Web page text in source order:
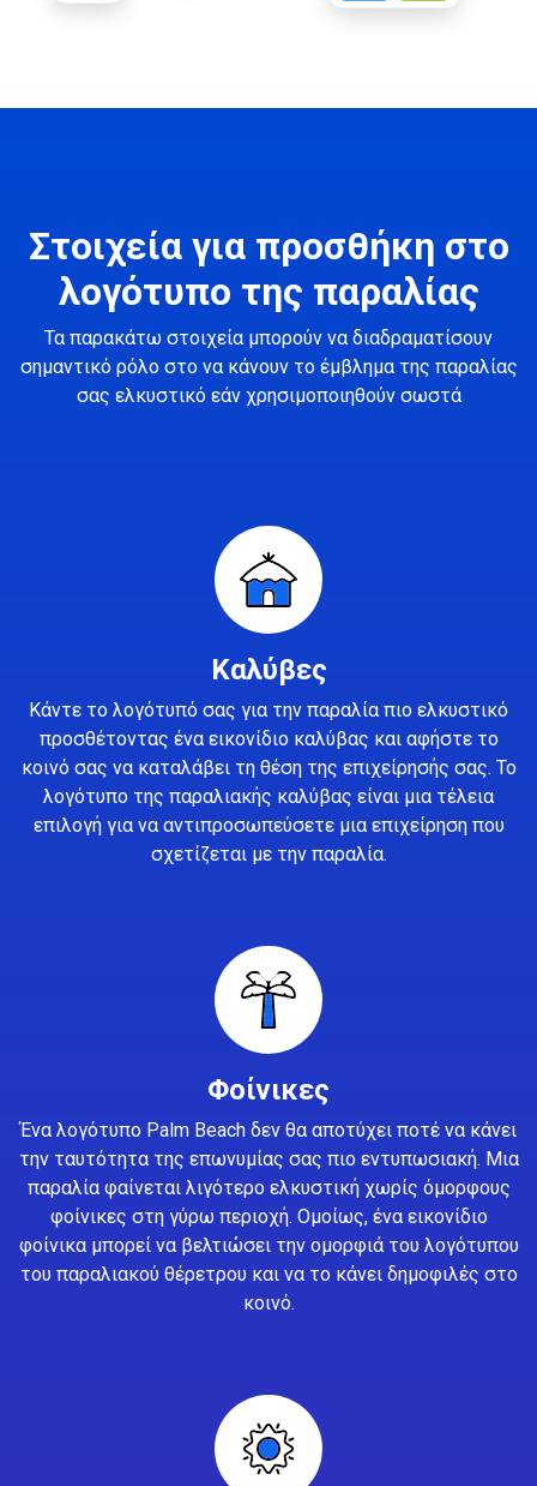
Στοιχεία για προσθήκη στο
λογότυπο της παραλίας
Τα παρακάτω στοιχεία μπορούν να διαδραματίσουν
σημαντικό ρόλο στο να κάνουν το έμβλημα της παραλίας
σας ελκυστικό εάν χρησιμοποιηθούν σωστά
Καλύβες
Κάντε το λογότυπό σας για την παραλία πιο ελκυστικό
προσθέτοντας ένα εικονίδιο καλύβας και αφήστε το
κοινό σας να καταλάβει τη θέση της επιχείρησής σας. Το
λογότυπο της παραλιακής καλύβας είναι μια τέλεια
επιλογή για να αντιπροσωπεύσετε μια επιχείρηση που
σχετίζεται με την παραλία.
Φοίνικες
Ένα λογότυπο Palm Beach δεν θα αποτύχει ποτέ να κάνει
την ταυτότητα της επωνυμίας σας πιο εντυπωσιακή. Μια
παραλία φαίνεται λιγότερο ελκυστική χωρίς όμορφους
φοίνικες στη γύρω περιοχή. Ομοίως, ένα εικονίδιο
φοίνικα μπορεί να βελτιώσει την ομορφιά του λογότυπου
του παραλιακού θέρετρου και να το κάνει δημοφιλές στο
κοινό.